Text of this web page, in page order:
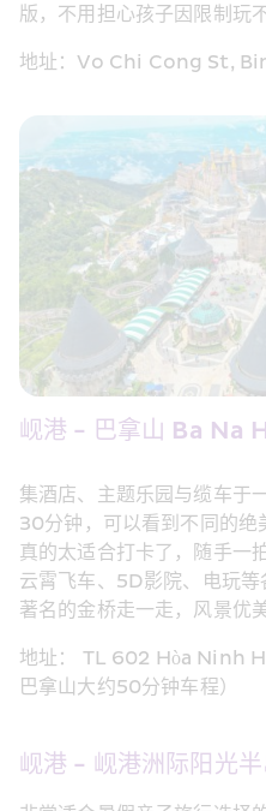
版，不用担心孩子因限制玩不
地址：Vo Chi Cong St,
岘港 - 巴拿山 Ba Na
集酒店、主题乐园与缆车于
30分钟，可以看到不同的绝
真的太适合打卡了，随手一
云霄飞车、5D影院、电玩
著名的金桥走一走，风景优
地址： TL 602 Hòa Ninh
巴拿山大约50分钟车程）
岘港 - 岘港洲际阳光